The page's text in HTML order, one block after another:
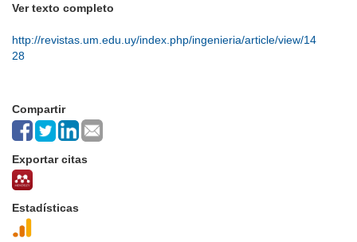
Ver texto completo
http://revistas.um.edu.uy/index.php/ingenieria/article/view/14
28
Compartir
Exportar citas
Estadísticas